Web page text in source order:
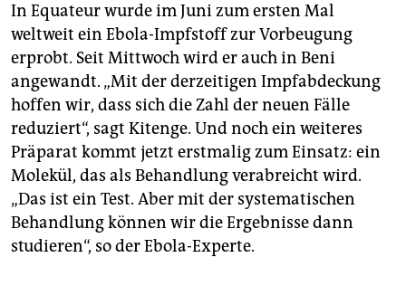
In Equateur wurde im Juni zum ersten Mal
weltweit ein Ebola-Impfstoff zur Vorbeugung
erprobt. Seit Mittwoch wird er auch in Beni
angewandt. „Mit der derzeitigen Impfabdeckung
hoffen wir, dass sich die Zahl der neuen Fälle
reduziert“, sagt Kitenge. Und noch ein weiteres
Präparat kommt jetzt erstmalig zum Einsatz: ein
Molekül, das als Behandlung verabreicht wird.
„Das ist ein Test. Aber mit der systematischen
Behandlung können wir die Ergebnisse dann
studieren“, so der Ebola-Experte.